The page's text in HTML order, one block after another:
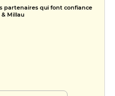
partenaires qui font confiance
& Millau